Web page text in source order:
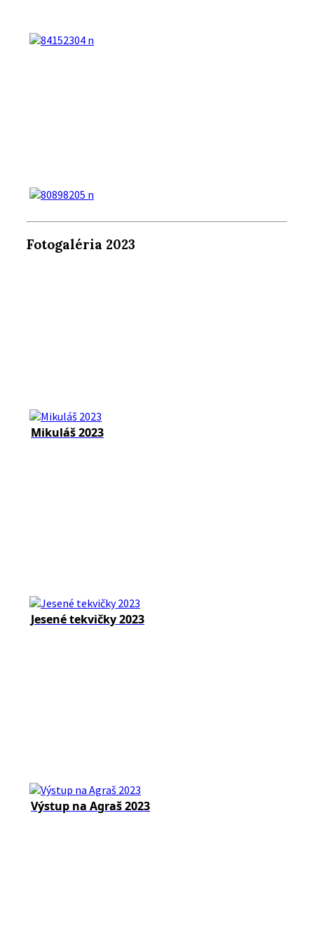
Fotogaléria 2023
Mikuláš 2023
Jesené tekvičky 2023
Výstup na Agraš 2023